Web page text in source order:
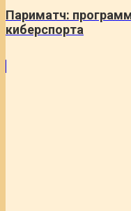
Париматч:
киберспорта